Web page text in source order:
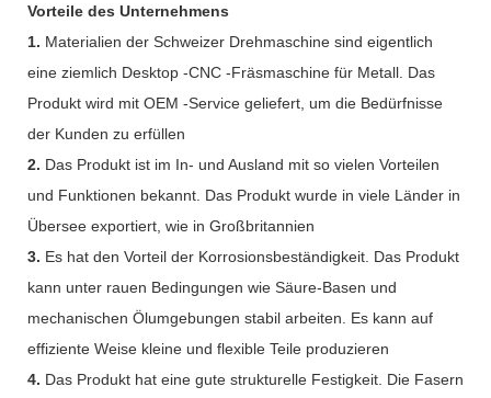
Vorteile des Unternehmens
1. Materialien der Schweizer Drehmaschine sind eigentlich
eine ziemlich Desktop -CNC -Fräsmaschine für Metall. Das
Produkt wird mit OEM -Service geliefert, um die Bedürfnisse
der Kunden zu erfüllen
2. Das Produkt ist im In- und Ausland mit so vielen Vorteilen
und Funktionen bekannt. Das Produkt wurde in viele Länder in
Übersee exportiert, wie in Großbritannien
3. Es hat den Vorteil der Korrosionsbeständigkeit. Das Produkt
kann unter rauen Bedingungen wie Säure-Basen und
mechanischen Ölumgebungen stabil arbeiten. Es kann auf
effiziente Weise kleine und flexible Teile produzieren
4. Das Produkt hat eine gute strukturelle Festigkeit. Die Fasern